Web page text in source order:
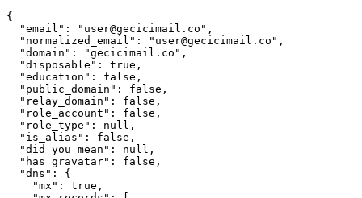
{
  "email": "user@gecicimail.co",
  "normalized_email": "user@gecicimail.co",
  "domain": "gecicimail.co",
  "disposable": true,
  "education": false,
  "public_domain": false,
  "relay_domain": false,
  "role_account": false,
  "role_type": null,
  "is_alias": false,
  "did_you_mean": null,
  "has_gravatar": false,
  "dns": {
    "mx": true,